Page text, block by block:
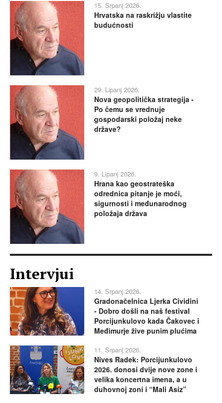
15. Srpanj 2026.
Hrvatska na raskrižju vlastite
budućnosti
29. Lipanj 2026.
Nova geopolitička strategija -
Po čemu se vrednuje
gospodarski položaj neke
države?
9. Lipanj 2026.
Hrana kao geostrateška
odrednica pitanje je moći,
sigurnosti i međunarodnog
položaja država
Intervjui
14. Srpanj 2026.
Gradonačelnica Ljerka Cividini
- Dobro došli na naš festival
Porcijunkulovo kada Čakovec i
Međimurje žive punim plućima
11. Srpanj 2026.
Nives Radek: Porcijunkulovo
2026. donosi dvije nove zone i
velika koncertna imena, a u
duhovnoj zoni i “Mali Asiz”